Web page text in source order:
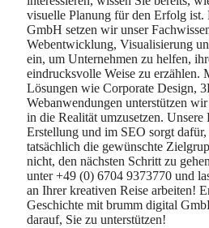
visuelle Planung für den Erfolg
GmbH setzen wir unser
Webentwicklung, Visualisierung
ein, um Unternehmen zu helfen,
eindrucksvolle Weise zu erzählen.
Lösungen wie Corporate Design,
Webanwendungen unterstützen
in die Realität umzusetzen.
Erstellung und im SEO sorgt
tatsächlich die gewünschte
nicht, den nächsten Schritt zu
unter +49 (0) 6704 9373770 und
an Ihrer kreativen Reise arbeiten!
Geschichte mit brumm digital
darauf, Sie zu unterstützen!